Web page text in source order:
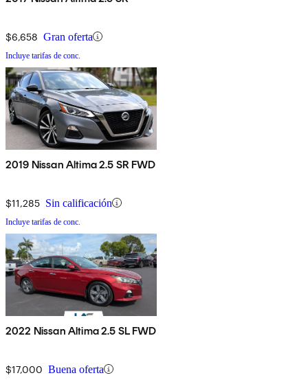
$6,658 Gran oferta
Incluye tarifas de conc.
2019 Nissan Altima 2.5 SR FWD
$11,285 Sin calificación
Incluye tarifas de conc.
2022 Nissan Altima 2.5 SL FWD
$17,000 Buena oferta